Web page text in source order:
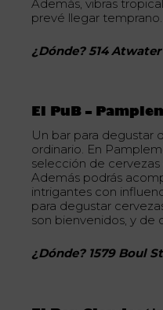
Además, vibras
prevé llegar temprano.
¿Dónde? 514
El PuB –
Un bar para degustar
ordinario. En
selección de
Además podrás
intrigantes con
para degustar
son bienvenidos, y de
¿Dónde? 1579 Boul